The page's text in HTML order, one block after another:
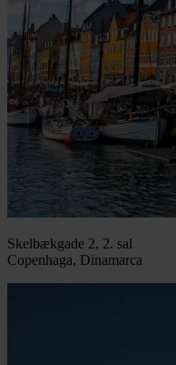
Skelbækgade 2, 2. sal
Copenhaga, Dinamarca